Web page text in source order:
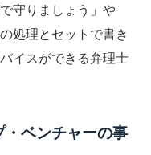
守りましょう」や
処理とセットで書き
イスができる弁理士
ベンチャーの事